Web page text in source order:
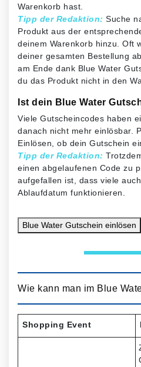
Warenkorb hast.
Tipp der Redaktion: Suche
Produkt aus der
deinem Warenkorb hinzu. Oft
deiner gesamten Bestellung
am Ende dank Blue Water
du das Produkt nicht in den
Ist dein Blue Water
Viele Gutscheincodes haben
danach nicht mehr einlösbar.
Einlösen, ob dein Gutschein
Tipp der Redaktion:
einen abgelaufenen Code zu
aufgefallen ist, dass viele
Ablaufdatum funktionieren.
Blue Water Gutschein einlösen
Wie kann man im Blue
Shopping Event